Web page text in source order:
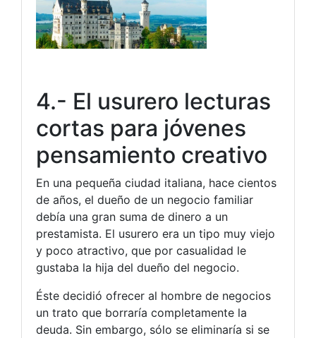
4.- El usurero lecturas
cortas para jóvenes
pensamiento creativo
En una pequeña ciudad italiana, hace cientos
de años, el dueño de un negocio familiar
debía una gran suma de dinero a un
prestamista. El usurero era un tipo muy viejo
y poco atractivo, que por casualidad le
gustaba la hija del dueño del negocio.
Éste decidió ofrecer al hombre de negocios
un trato que borraría completamente la
deuda. Sin embargo, sólo se eliminaría si se